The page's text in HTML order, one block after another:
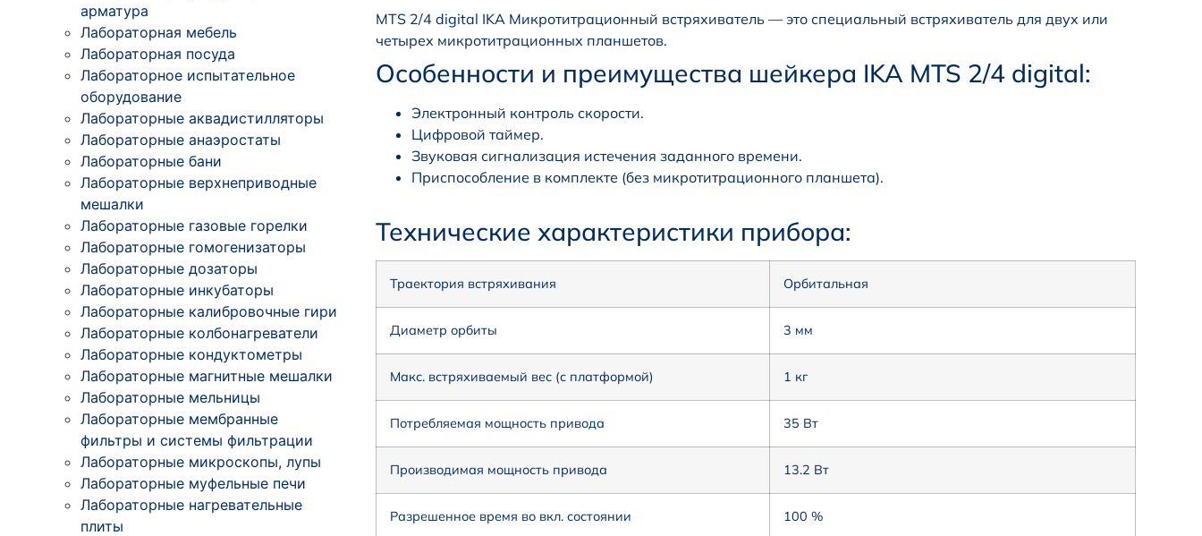
арматура
Лабораторная мебель
Лабораторная посуда
Лабораторное испытательное
оборудование
Лабораторные аквадистилляторы
Лабораторные анаэростаты
Лабораторные бани
Лабораторные верхнеприводные
мешалки
Лабораторные газовые горелки
Лабораторные гомогенизаторы
Лабораторные дозаторы
Лабораторные инкубаторы
Лабораторные калибровочные гири
Лабораторные колбонагреватели
Лабораторные кондуктометры
Лабораторные магнитные мешалки
Лабораторные мельницы
Лабораторные мембранные
фильтры и системы фильтрации
Лабораторные микроскопы, лупы
Лабораторные муфельные печи
Лабораторные нагревательные
плиты
MTS 2/4 digital IKA Микротитрационный встряхиватель — это специальный встряхиватель для двух или
четырех микротитрационных планшетов.
Особенности и преимущества шейкера IKA MTS 2/4 digital:
Электронный контроль скорости.
Цифровой таймер.
Звуковая сигнализация истечения заданного времени.
Приспособление в комплекте (без микротитрационного планшета).
Технические характеристики прибора:
Траектория встряхивания Орбитальная
Диаметр орбиты 3 мм
Макс. встряхиваемый вес (с платформой) 1 кг
Потребляемая мощность привода 35 Вт
Производимая мощность привода 13.2 Вт
Разрешенное время во вкл. состоянии 100 %